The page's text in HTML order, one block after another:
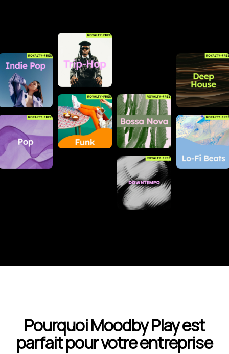
Pourquoi Moodby Play est
parfait pour votre entreprise